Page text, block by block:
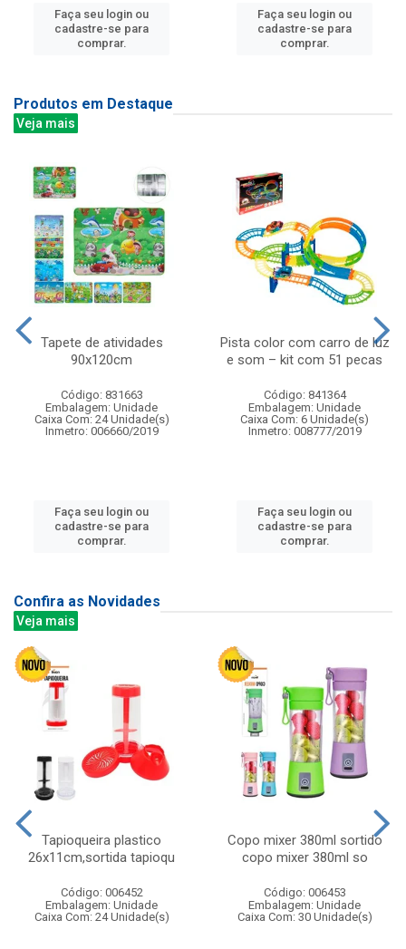
Faça seu login ou
cadastre-se para
comprar.
Faça seu login ou
cadastre-se para
comprar.
Produtos em Destaque
Veja mais
Tapete de atividades
90x120cm
Código: 831663
Embalagem: Unidade
Caixa Com: 24 Unidade(s)
Inmetro: 006660/2019
Faça seu login ou
cadastre-se para
comprar.
Pista color com carro de luz
e som – kit com 51 pecas
Código: 841364
Embalagem: Unidade
Caixa Com: 6 Unidade(s)
Inmetro: 008777/2019
Faça seu login ou
cadastre-se para
comprar.
Confira as Novidades
Veja mais
Tapioqueira plastico
26x11cm,sortida tapioqu
Código: 006452
Embalagem: Unidade
Caixa Com: 24 Unidade(s)
Copo mixer 380ml sortido
copo mixer 380ml so
Código: 006453
Embalagem: Unidade
Caixa Com: 30 Unidade(s)